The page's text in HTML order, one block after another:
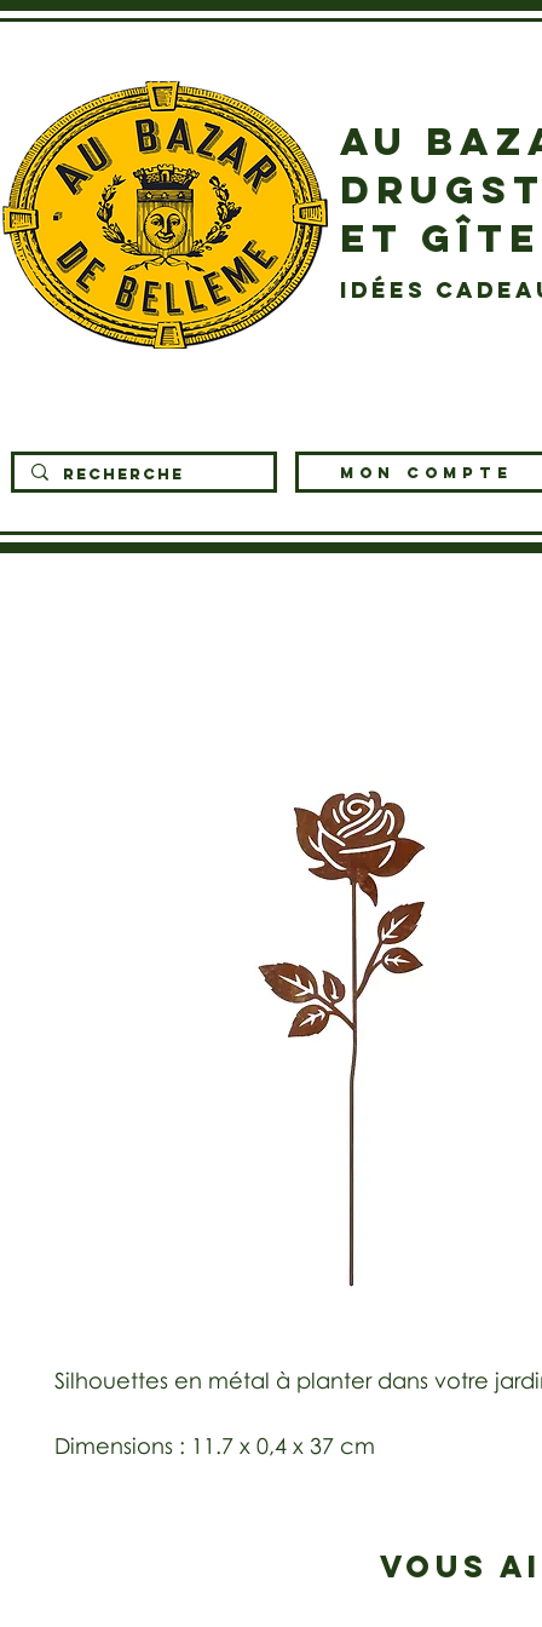
AU
ET
idées
MON COMPTE
Silhouettes en métal à planter dans votre
Dimensions : 11.7 x 0,4 x 37 cm
VOUS